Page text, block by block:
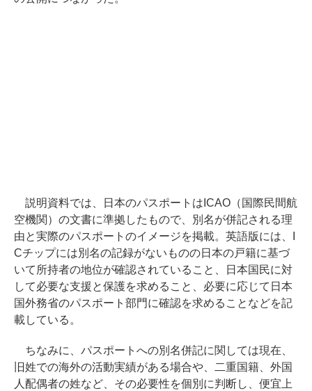
説明資料では、日本のパスポートはICAO（国際民間航
空機関）の文書に準拠したもので、別名が併記される理
由と実際のパスポートのイメージを掲載。英語版には、I
Cチップには別名の記録がないものの日本の戸籍に基づ
いて所持者の地位が確認されていること、日本国民に対
して必要な支援と保護を求めること、必要に応じて日本
国外務省のパスポート部門に確認を求めることなどを記
載している。
ちなみに、パスポートへの別名併記に関しては現在、
旧姓での海外の活動実績がある場合や、二重国籍、外国
人配偶者の姓など、その必要性を個別に判断し、便宜上